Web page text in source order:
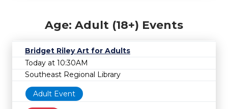
Age: Adult (18+) Events
Bridget Riley Art for Adults
Today at 10:30AM
Southeast Regional Library
Adult Event